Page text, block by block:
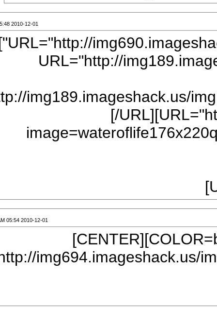
[URL="http://img690.imageshack.us/my.php?image=10633145.jpg"]
[/
[IMG]http://
[/
[FONT=Book Antiqua][SIZE=5][COLOR=black][CENTER]
[IMG]http://